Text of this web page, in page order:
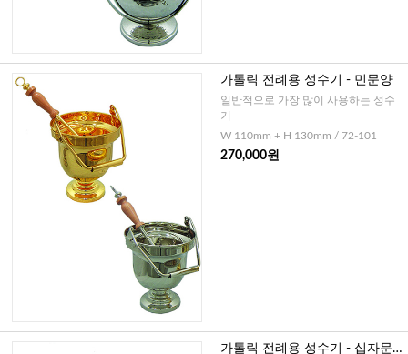
가톨릭 전례용 성수기 - 민문양
일반적으로 가장 많이 사용하는 성수
기
W 110mm + H 130mm / 72-101
270,000원
가톨릭 전례용 성수기 - 십자문